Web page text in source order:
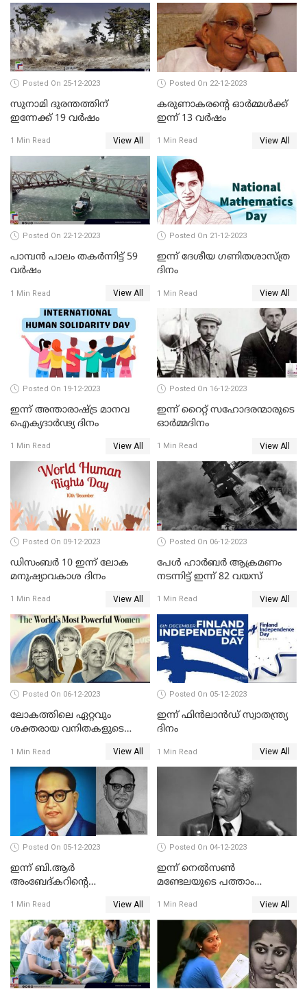
മലയാളക്കര
Posted On 25-12-2023
സുനാമി ദുരന്തത്തിന്
ഇന്നേക്ക് 19 വര്‍ഷം
1 Min Read View All
Posted On 22-12-2023
കരുണാകരന്റെ ഓര്‍മ്മള്‍ക്ക്
ഇന്ന് 13 വര്‍ഷം
1 Min Read View All
Posted On 22-12-2023
പാമ്പന്‍ പാലം തകര്‍ന്നിട്ട് 59
വര്‍ഷം
1 Min Read View All
Posted On 21-12-2023
ഇന്ന് ദേശീയ ഗണിതശാസ്ത്ര
ദിനം
1 Min Read View All
Posted On 19-12-2023
ഇന്ന് അന്താരാഷ്ട്ര മാനവ
ഐക്യദാര്‍ഢ്യ ദിനം
1 Min Read View All
Posted On 16-12-2023
ഇന്ന് റൈറ്റ് സഹോദരന്മാരുടെ
ഓർമ്മദിനം
1 Min Read View All
Posted On 09-12-2023
ഡിസംബർ 10 ഇന്ന് ലോക
മനുഷ്യാവകാശ ദിനം
1 Min Read View All
Posted On 06-12-2023
പേള്‍ ഹാര്‍ബര്‍ ആക്രമണം
നടന്നിട്ട് ഇന്ന്‌ 82 വയസ്
1 Min Read View All
Posted On 06-12-2023
ലോകത്തിലെ ഏറ്റവും
ശക്തരായ വനിതകളുടെ
സീതാരാമനടക്കം നാല്
ഇന്ത്യക്കാര്‍
1 Min Read View All
Posted On 05-12-2023
ഇന്ന് ഫിന്‍ലാന്‍ഡ് സ്വാതന്ത്ര്യ
ദിനം
1 Min Read View All
Posted On 05-12-2023
ഇന്ന് ബി.ആര്‍
അംബേദ്കറിന്റെ
ചരമവാര്‍ഷികം
1 Min Read View All
Posted On 04-12-2023
ഇന്ന് നെല്‍സണ്‍
മണ്ടേലയുടെ പത്താം
1 Min Read View All